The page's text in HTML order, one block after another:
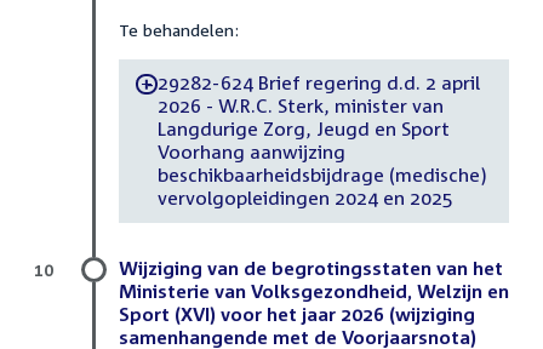
Te behandelen:
-29282-624 Brief regering d.d. 2 april
2026 - W.R.C. Sterk, minister van
Langdurige Zorg, Jeugd en Sport
Voorhang aanwijzing
beschikbaarheidsbijdrage (medische)
vervolgopleidingen 2024 en 2025
Wijziging van de begrotingsstaten van het
Ministerie van Volksgezondheid, Welzijn en
Sport (XVI) voor het jaar 2026 (wijziging
samenhangende met de Voorjaarsnota)
10